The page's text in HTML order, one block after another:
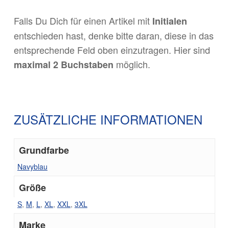
Falls Du Dich für einen Artikel mit Initialen
entschieden hast, denke bitte daran, diese in das
entsprechende Feld oben einzutragen. Hier sind
maximal 2 Buchstaben möglich.
ZUSÄTZLICHE INFORMATIONEN
Grundfarbe
Navyblau
Größe
S, M, L, XL, XXL, 3XL
Marke